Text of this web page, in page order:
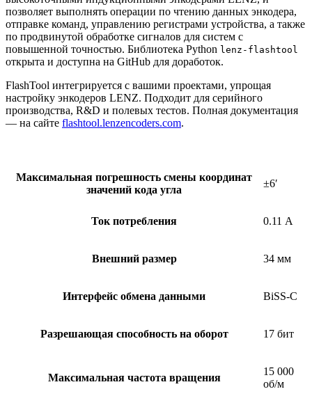
позволяет выполнять операции по чтению данных энкодера,
отправке команд, управлению регистрами устройства, а также
по продвинутой обработке сигналов для систем с
повышенной точностью. Библиотека Python lenz-flashtool
открыта и доступна на GitHub для доработок.
FlashTool интегрируется с вашими проектами, упрощая
настройку энкодеров LENZ. Подходит для серийного
производства, R&D и полевых тестов. Полная документация
— на сайте flashtool.lenzencoders.com.
Максимальная погрешность смены координат
значений кода угла
±6′
Ток потребления 0.11 А
Внешний размер 34 мм
Интерфейс обмена данными BiSS-C
Разрешающая способность на оборот 17 бит
Максимальная частота вращения
15 000
об/м